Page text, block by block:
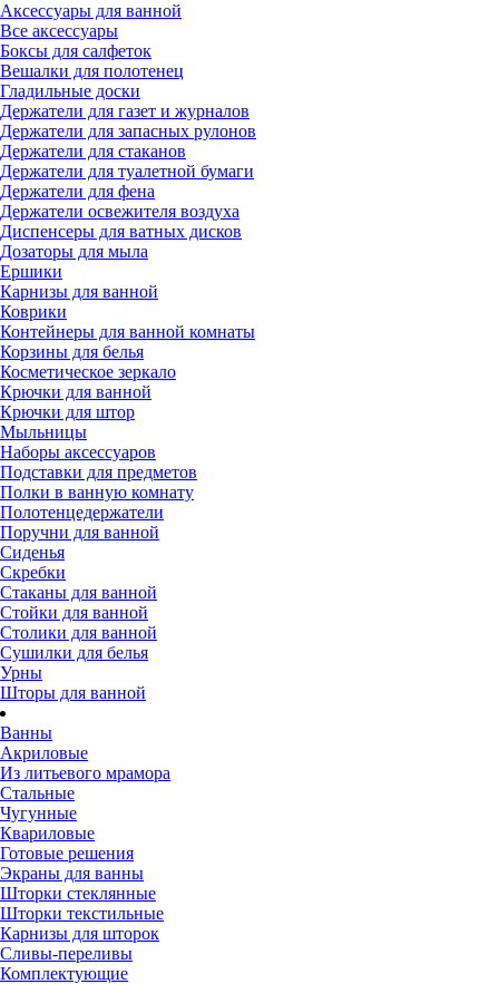
Аксессуары для ванной
Все аксессуары
Боксы для салфеток
Вешалки для полотенец
Гладильные доски
Держатели для газет и журналов
Держатели для запасных рулонов
Держатели для стаканов
Держатели для туалетной бумаги
Держатели для фена
Держатели освежителя воздуха
Диспенсеры для ватных дисков
Дозаторы для мыла
Ершики
Карнизы для ванной
Коврики
Контейнеры для ванной комнаты
Корзины для белья
Косметическое зеркало
Крючки для ванной
Крючки для штор
Мыльницы
Наборы аксессуаров
Подставки для предметов
Полки в ванную комнату
Полотенцедержатели
Поручни для ванной
Сиденья
Скребки
Стаканы для ванной
Стойки для ванной
Столики для ванной
Сушилки для белья
Урны
Шторы для ванной
Ванны
Акриловые
Из литьевого мрамора
Стальные
Чугунные
Квариловые
Готовые решения
Экраны для ванны
Шторки стеклянные
Шторки текстильные
Карнизы для шторок
Сливы-переливы
Комплектующие